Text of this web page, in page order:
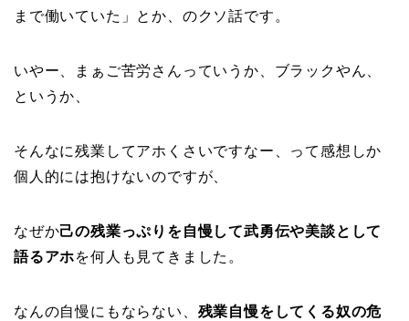
まで働いていた」とか、のクソ話です。
いやー、まぁご苦労さんっていうか、ブラックやん、
というか、
そんなに残業してアホくさいですなー、って感想しか
個人的には抱けないのですが、
なぜか己の残業っぷりを自慢して武勇伝や美談として
語るアホを何人も見てきました。
なんの自慢にもならない、 残業自慢をしてくる奴の危